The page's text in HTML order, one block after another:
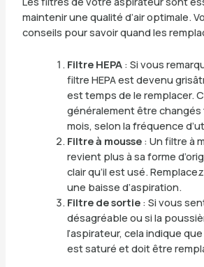
maintenir une qualité d’air optimale.
conseils pour savoir quand les
Filtre HEPA: Si vous
filtre HEPA est devenu
est temps de le remplacer.
généralement être changés
mois, selon la fréquence
Filtre à mousse: Un filtre à
revient plus à sa forme
clair qu’il est usé.
une baisse d’aspiration.
Filtre de sortie: Si vous
désagréable ou si la
l’aspirateur, cela indique
est saturé et doit être